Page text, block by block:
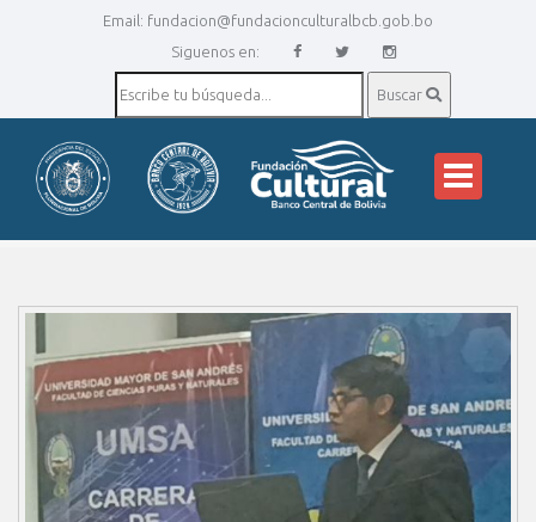
Email: fundacion@fundacionculturalbcb.gob.bo
Siguenos en:
Buscar